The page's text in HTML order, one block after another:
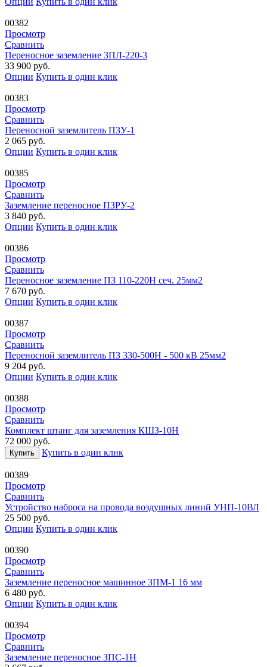
00382
Просмотр
Сравнить
Переносное заземление ЗПЛ-220-3
33 900 руб.
Опции Купить в один клик
00383
Просмотр
Сравнить
Переносной заземлитель ПЗУ-1
2 065 руб.
Опции Купить в один клик
00385
Просмотр
Сравнить
Заземление переносное ПЗРУ-2
3 840 руб.
Опции Купить в один клик
00386
Просмотр
Сравнить
Переносное заземление ПЗ 110-220Н сеч. 25мм2
7 670 руб.
Опции Купить в один клик
00387
Просмотр
Сравнить
Переносной заземлитель ПЗ 330-500Н - 500 кВ 25мм2
9 204 руб.
Опции Купить в один клик
00388
Просмотр
Сравнить
Комплект штанг для заземления КШЗ-10Н
72 000 руб.
Купить Купить в один клик
00389
Просмотр
Сравнить
Устройство наброса на провода воздушных линий УНП-10ВЛ
25 500 руб.
Опции Купить в один клик
00390
Просмотр
Сравнить
Заземление переносное машинное ЗПМ-1 16 мм
6 480 руб.
Опции Купить в один клик
00394
Просмотр
Сравнить
Заземление переносное ЗПС-1Н